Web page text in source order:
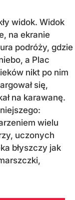
widok. Widok
na ekranie
podróży, gdzie
a Plac
nikt po nim
się,
na karawanę.
wielu
uczonych
błyszczy jak